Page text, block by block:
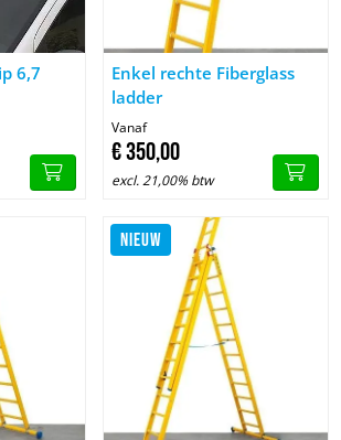
6,7 meter.
6,7
Image Enkel rechte Fiberglass
Enkel rechte Fiberglass
ladder
Vanaf
€350,00
excl. 21,00% btw
NIEUW